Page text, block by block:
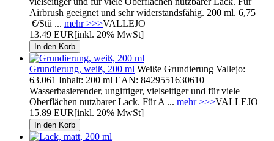
Airbrush geeignet und sehr widerstandsfähig. 200 ml. 6,75
€/Stü ... mehr >>>VALLEJO
13.49 EUR[inkl. 20% MwSt]
Grundierung, weiß, 200 ml Weiße Grundierung Vallejo:
63.061 Inhalt: 200 ml EAN: 8429551630610
Wasserbasierender, ungiftiger, vielseitiger und für viele
Oberflächen nutzbarer Lack. Für A ... mehr >>>VALLEJO
15.89 EUR[inkl. 20% MwSt]